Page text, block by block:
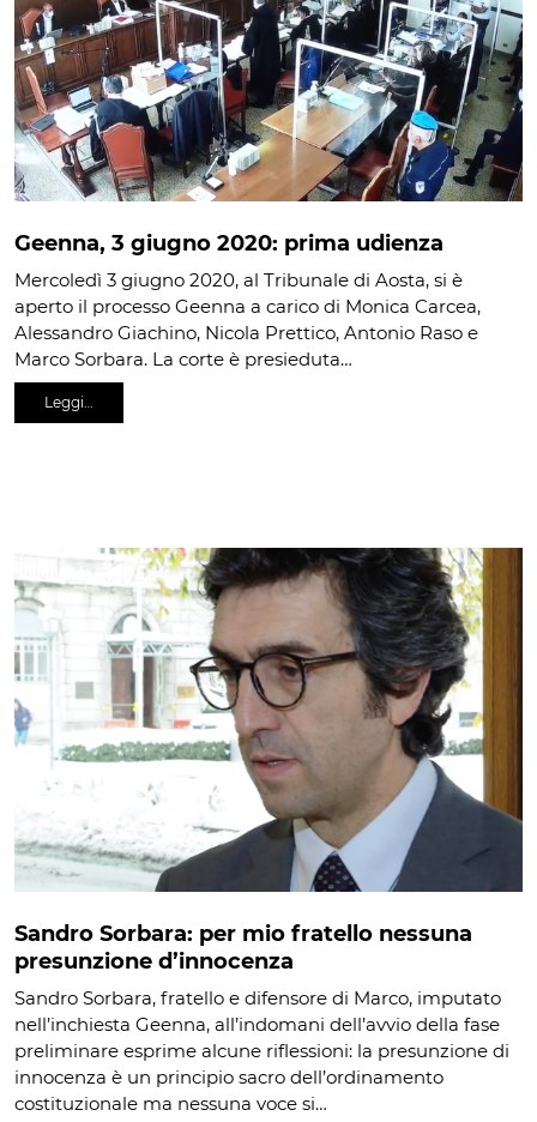
Geenna, 3 giugno 2020: prima udienza
Mercoledì 3 giugno 2020, al Tribunale di Aosta, si è
aperto il processo Geenna a carico di Monica Carcea,
Alessandro Giachino, Nicola Prettico, Antonio Raso e
Marco Sorbara. La corte è presieduta…
Leggi…
Sandro Sorbara: per mio fratello nessuna
presunzione d’innocenza
Sandro Sorbara, fratello e difensore di Marco, imputato
nell’inchiesta Geenna, all’indomani dell’avvio della fase
preliminare esprime alcune riflessioni: la presunzione di
innocenza è un principio sacro dell’ordinamento
costituzionale ma nessuna voce si…